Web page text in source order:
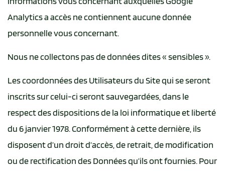
Analytics a accès ne contiennent aucune donnée
personnelle vous concernant.
Nous ne collectons pas de données dites « sensibles ».
Les coordonnées des Utilisateurs du Site qui se seront
inscrits sur celui-ci seront sauvegardées, dans le
respect des dispositions de la loi informatique et liberté
du 6 janvier 1978. Conformément à cette dernière, ils
disposent d’un droit d’accès, de retrait, de modification
ou de rectification des Données qu’ils ont fournies. Pour